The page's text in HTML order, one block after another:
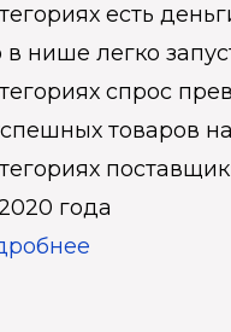
есть
в нише легко
спрос
товаров
года